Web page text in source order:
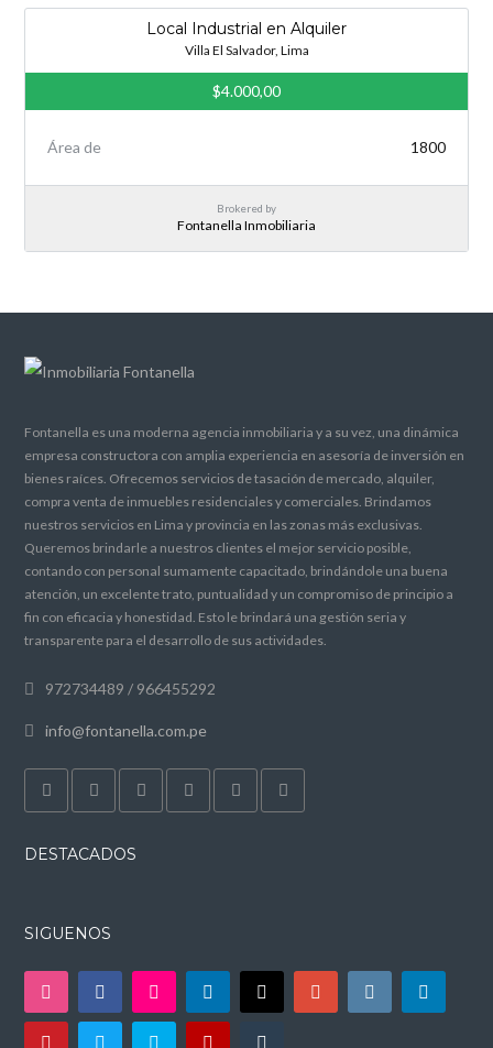
Local Industrial en Alquiler
Villa El Salvador, Lima
$4.000,00
Área de 1800
Brokered by
Fontanella Inmobiliaria
Fontanella es una moderna agencia inmobiliaria y a su vez, una dinámica
empresa constructora con amplia experiencia en asesoría de inversión en
bienes raíces. Ofrecemos servicios de tasación de mercado, alquiler,
compra venta de inmuebles residenciales y comerciales. Brindamos
nuestros servicios en Lima y provincia en las zonas más exclusivas.
Queremos brindarle a nuestros clientes el mejor servicio posible,
contando con personal sumamente capacitado, brindándole una buena
atención, un excelente trato, puntualidad y un compromiso de principio a
fin con eficacia y honestidad. Esto le brindará una gestión seria y
transparente para el desarrollo de sus actividades.
972734489 / 966455292
info@fontanella.com.pe
DESTACADOS
SIGUENOS